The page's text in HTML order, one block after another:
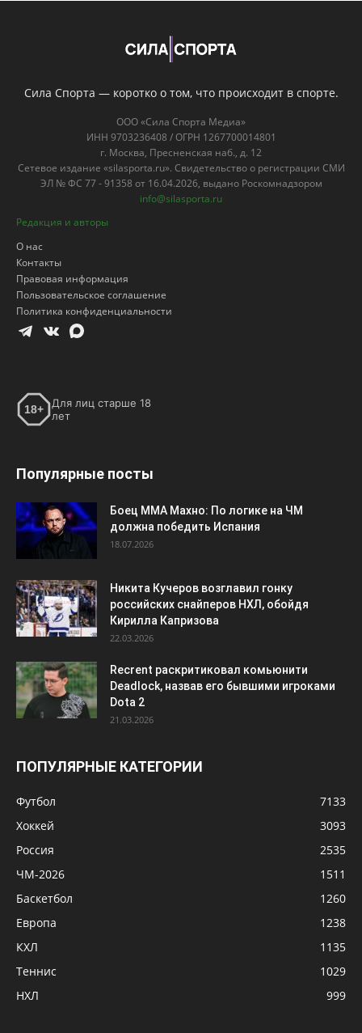
Сила Спорта — коротко о том, что происходит в спорте.
ООО «Сила Спорта Медиа»
ИНН 9703236408 / ОГРН 1267700014801
г. Москва, Пресненская наб., д. 12
Сетевое издание «silasporta.ru». Свидетельство о регистрации СМИ
ЭЛ № ФС 77 - 91358 от 16.04.2026, выдано Роскомнадзором
info@silasporta.ru
Редакция и авторы
О нас
Контакты
Правовая информация
Пользовательское соглашение
Политика конфиденциальности
18+
Для лиц старше 18
лет
Популярные посты
Боец ММА Махно: По логике на ЧМ
должна победить Испания
18.07.2026
Никита Кучеров возглавил гонку
российских снайперов НХЛ, обойдя
Кирилла Капризова
22.03.2026
Recrent раскритиковал комьюнити
Deadlock, назвав его бывшими игроками
Dota 2
21.03.2026
ПОПУЛЯРНЫЕ КАТЕГОРИИ
Футбол
7133
Хоккей
3093
Россия
2535
ЧМ-2026
1511
Баскетбол
1260
Европа
1238
КХЛ
1135
Теннис
1029
НХЛ
999